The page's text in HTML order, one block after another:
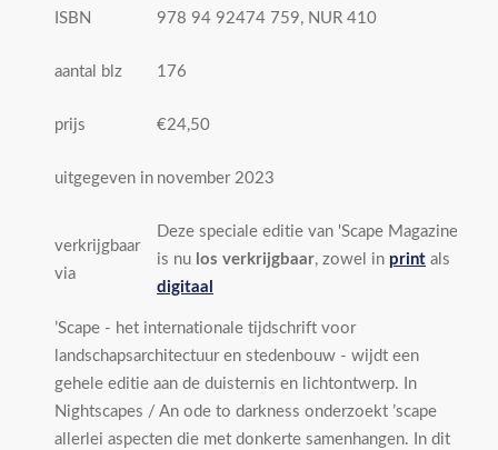
ISBN 978 94 92474 759, NUR 410
aantal blz 176
prijs €24,50
uitgegeven in november 2023
verkrijgbaar
via
Deze speciale editie van 'Scape Magazine
is nu los verkrijgbaar, zowel in print als
digitaal
’Scape - het internationale tijdschrift voor
landschapsarchitectuur en stedenbouw - wijdt een
gehele editie aan de duisternis en lichtontwerp. In
Nightscapes / An ode to darkness onderzoekt ’scape
allerlei aspecten die met donkerte samenhangen. In dit